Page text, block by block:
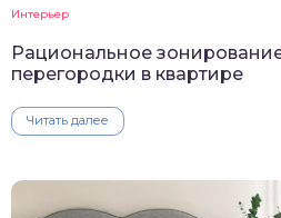
Интерьер
Рациональное
перегородки в квартире
Читать далее